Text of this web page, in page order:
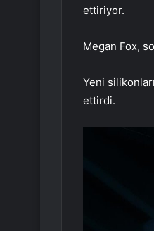
ettiriyor.
Megan Fox,
Yeni
ettirdi.